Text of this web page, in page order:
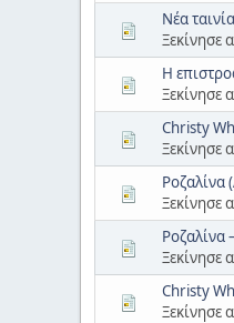
Νέα
Ξεκίνησε
Η
Ξεκίνησε
Christy
Ξεκίνησε
Ροζαλίνα
Ξεκίνησε
Ροζαλίνα
Ξεκίνησε
Christy
Ξεκίνησε